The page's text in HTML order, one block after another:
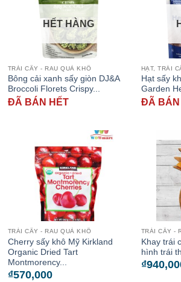
HẾT HÀNG
TRÁI CÂY - RAU QUẢ KHÔ
Bông cải xanh sấy giòn DJ&A
Broccoli Florets Crispy...
ĐÃ BÁN HẾT
HẠT, TRÁI
Hạt sấy
Garden
ĐÃ BÁN
TRÁI CÂY - RAU QUẢ KHÔ
Cherry sấy khô Mỹ Kirkland
Organic Dried Tart
Montmorency...
₫570,000
TRÁI CÂY -
Khay trái
hình trái
₫